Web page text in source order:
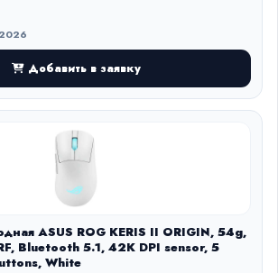
Добавить в заявку
ASUS ROG KERIS II ORIGIN, 54g,
Bluetooth 5.1, 42K DPI sensor, 5
White